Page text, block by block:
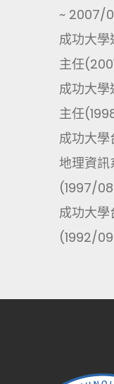
~ 2007/
成功大
主任
成功大
主任
成功大
地理資訊
(1997/
成功大
(1992/